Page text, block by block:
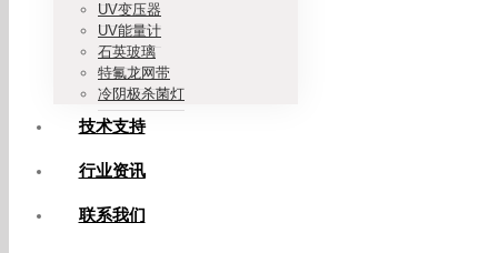
UV变压器
UV能量计
石英玻璃
特氟龙网带
冷阴极杀菌灯
技术支持
行业资讯
联系我们